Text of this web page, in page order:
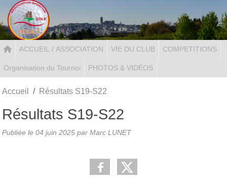
ACCUEIL / ASSOCIATION VIE DU CLUB COMPETITIONS
Organisation du Tournoi PHOTOS & VIDÉOS
Accueil Résultats S19-S22
Résultats S19-S22
Publiée le 04 juin 2025 par Marc LUNET
Panneau de gestion des cookies